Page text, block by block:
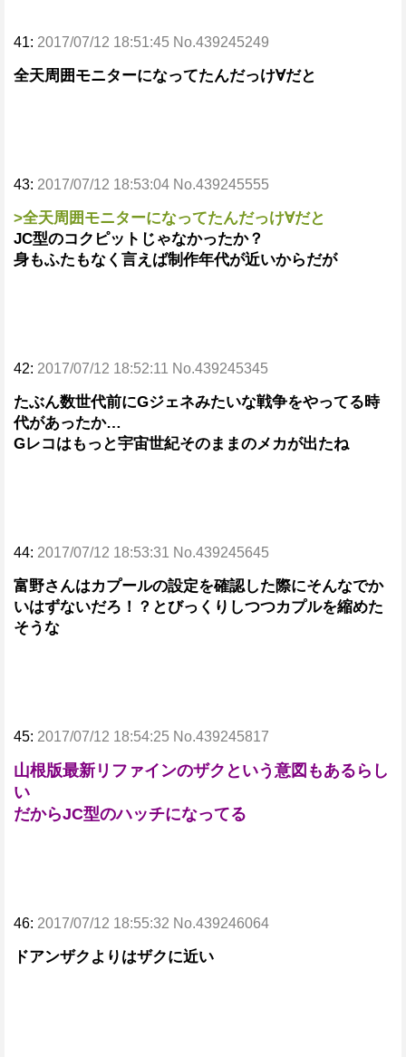
41: 2017/07/12 18:51:45 No.439245249
全天周囲モニターになってたんだっけ∀だと
43: 2017/07/12 18:53:04 No.439245555
>全天周囲モニターになってたんだっけ∀だと
JC型のコクピットじゃなかったか？
身もふたもなく言えば制作年代が近いからだが
42: 2017/07/12 18:52:11 No.439245345
たぶん数世代前にGジェネみたいな戦争をやってる時
代があったか…
Gレコはもっと宇宙世紀そのままのメカが出たね
44: 2017/07/12 18:53:31 No.439245645
富野さんはカプールの設定を確認した際にそんなでか
いはずないだろ！？とびっくりしつつカプルを縮めた
そうな
45: 2017/07/12 18:54:25 No.439245817
山根版最新リファインのザクという意図もあるらし
い
だからJC型のハッチになってる
46: 2017/07/12 18:55:32 No.439246064
ドアンザクよりはザクに近い